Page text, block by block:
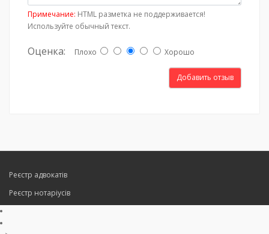
Примечание: HTML разметка не поддерживается!
Используйте обычный текст.
Оценка: Плохо Хорошо
Добавить отзыв
Реєстр адвокатів
Реєстр нотаріусів